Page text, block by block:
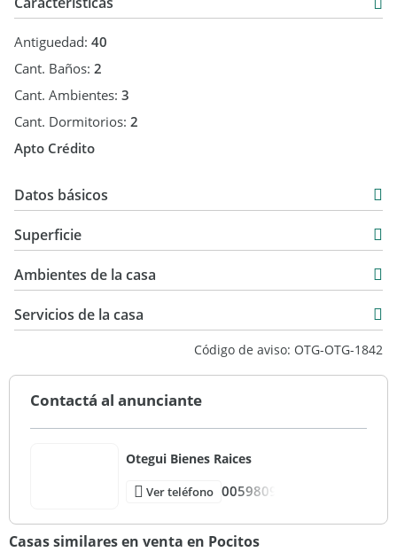
Antiguedad: 40
Cant. Baños: 2
Cant. Ambientes: 3
Cant. Dormitorios: 2
Apto Crédito
Datos básicos
Venta
USD 225.000
Superficie
150 m2
140 m2
Ambientes de la casa
Servicios de la casa
Código de aviso: OTG-OTG-1842
Contactá al anunciante
Otegui Bienes Raices
Ver teléfono 0059809
Casas similares en venta en Pocitos